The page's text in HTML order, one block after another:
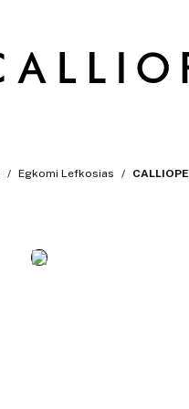
Egkomi Lefkosias CALLIOPE